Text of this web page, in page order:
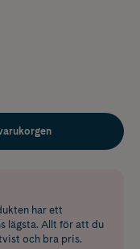
har ett
lägsta. Allt för att du
och bra pris.